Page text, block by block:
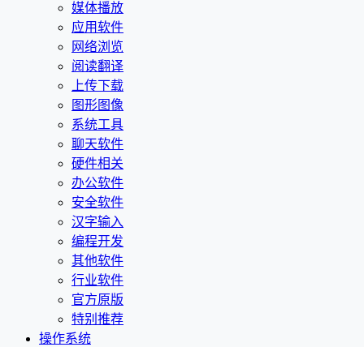
媒体播放
应用软件
网络浏览
阅读翻译
上传下载
图形图像
系统工具
聊天软件
硬件相关
办公软件
安全软件
汉字输入
编程开发
其他软件
行业软件
官方原版
特别推荐
操作系统